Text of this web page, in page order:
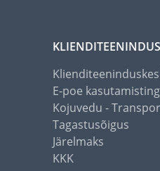
KLIENDITEENINDUS
E-poe
Kojuvedu -
Tagastusõigus
Järelmaks
KKK